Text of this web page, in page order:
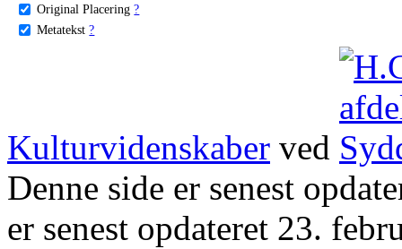
Original Placering ?
Metatekst ?
Kulturvidenskaber ved
Denne side er senest
er senest opdateret 23.